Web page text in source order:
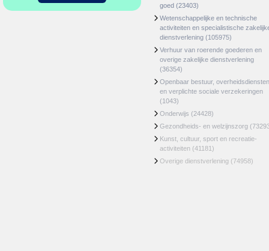
goed (23403)
Wetenschappelijke en technische
activiteiten en specialistische
dienstverlening (105975)
Verhuur van roerende goederen en
overige zakelijke dienstverlening
(36354)
Openbaar bestuur, overheidsdiensten
en verplichte sociale verzekeringen
(1043)
Onderwijs (24428)
Gezondheids- en welzijnszorg
Kunst, cultuur, sport en recreatie-
activiteiten (41181)
Overige dienstverlening (74958)